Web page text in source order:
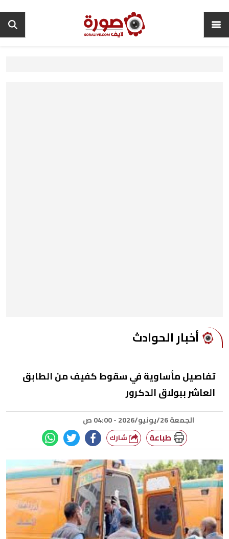
أخبار الحوادث
تفاصيل مأساوية في سقوط كفيف من الطابق
العاشر ببولاق الدكرور
الجمعة 26/يونيو/2026 - 04:00 ص
طباعة